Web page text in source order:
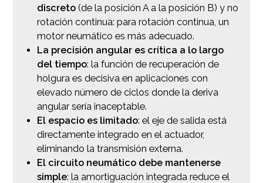
discreto(de la posición A a la posición B) y no
rotación continua: para rotación continua, un
motor neumático es más adecuado.
La precisión angular es crítica a lo largo
del tiempo: la función de recuperación de
holgura es decisiva en aplicaciones con
elevado número de ciclos donde la deriva
angular sería inaceptable.
El espacio es limitado: el eje de salida está
directamente integrado en el actuador,
eliminando la transmisión externa.
El circuito neumático debe mantenerse
simple: la amortiguación integrada reduce el